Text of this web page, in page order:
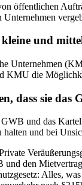
öffentlichen
und
Unternehmen
KMU die
dass sie
und das
und bei
den
Alles,